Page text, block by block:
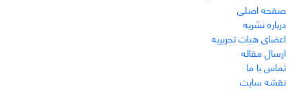
صفحه اصلی
درباره نشریه
اعضای هیات تحریریه
ارسال مقاله
تماس با ما
نقشه سایت